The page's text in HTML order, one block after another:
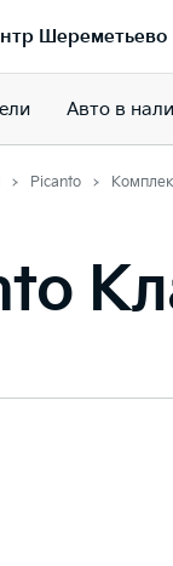
Шереметьево
Авто в
Picanto